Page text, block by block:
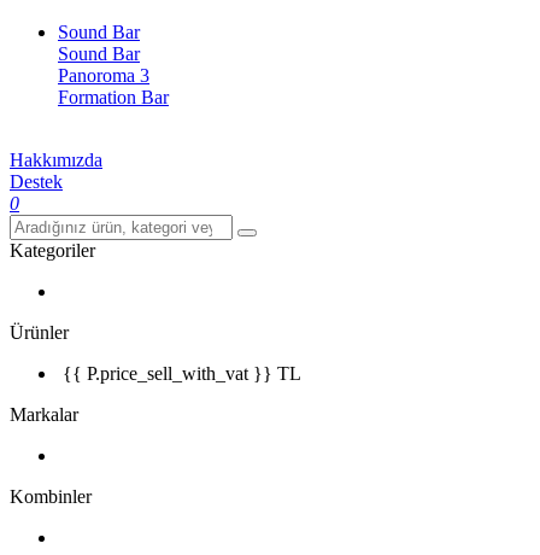
Sound Bar
Sound Bar
Panoroma 3
Formation Bar
Hakkımızda
Destek
0
Kategoriler
Ürünler
{{ P.price_sell_with_vat }} TL
Markalar
Kombinler